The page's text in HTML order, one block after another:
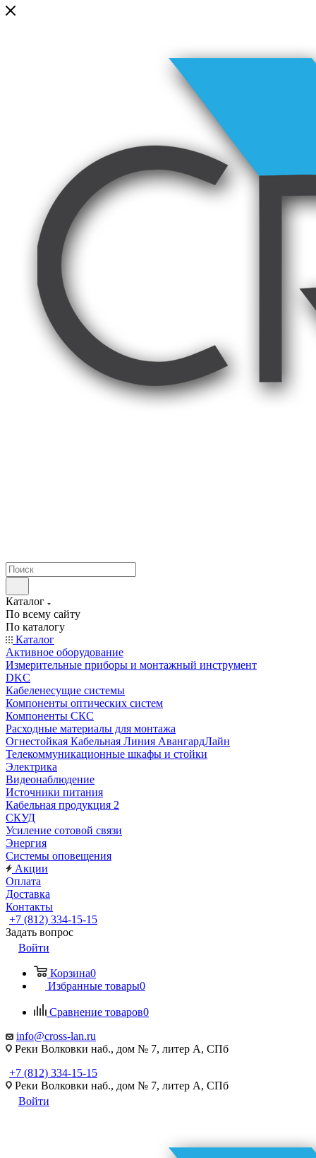
Каталог
По всему сайту
По каталогу
Каталог
Активное оборудование
Измерительные приборы и монтажный инструмент
DKC
Кабеленесущие системы
Компоненты оптических систем
Компоненты СКС
Расходные материалы для монтажа
Огнестойкая Кабельная Линия АвангардЛайн
Телекоммуникационные шкафы и стойки
Электрика
Видеонаблюдение
Источники питания
Кабельная продукция 2
СКУД
Усиление сотовой связи
Энергия
Системы оповещения
Акции
Оплата
Доставка
Контакты
+7 (812) 334-15-15
Задать вопрос
Войти
Корзина0
Избранные товары0
Сравнение товаров0
info@cross-lan.ru
Реки Волковки наб., дом № 7, литер А, СПб
+7 (812) 334-15-15
Реки Волковки наб., дом № 7, литер А, СПб
Войти